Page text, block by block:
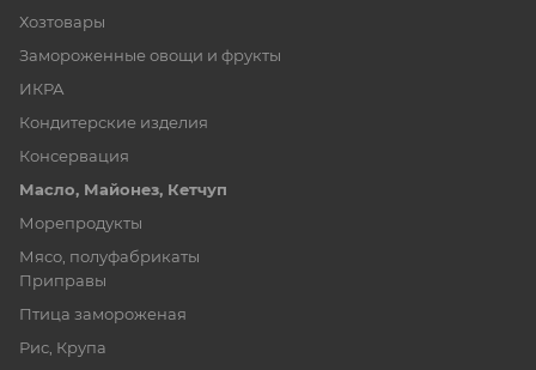
Хозтовары
Замороженные овощи и фрукты
ИКРА
Кондитерские изделия
Консервация
Масло, Майонез, Кетчуп
Морепродукты
Мясо, полуфабрикаты
Приправы
Птица замороженая
Рис, Крупа